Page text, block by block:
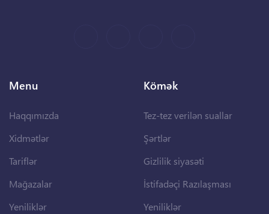
Menu
Haqqımızda
Xidmətlər
Tariflər
Mağazalar
Yeniliklər
Kömək
Tez-tez verilən suallar
Şərtlər
Gizlilik siyasəti
İstifadəçi Razılaşması
Yeniliklər